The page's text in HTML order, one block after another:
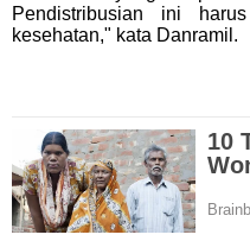
Pendistribusian ini
kesehatan," kata Danramil.